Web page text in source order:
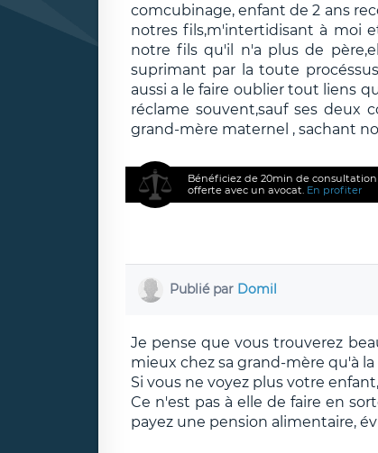
comcubinage, enfant de 2 ans
notres fils,m'intertidisant à moi
notre fils qu'il n'a plus de
suprimant par la toute
aussi a le faire oublier tout liens
réclame souvent,sauf ses deux
grand-mère maternel , sachant
Bénéficiez de 20min de consultation
offerte avec un avocat. En profiter
Publié par Domil
Je pense que vous trouverez
mieux chez sa grand-mère qu'à la
Si vous ne voyez plus votre
Ce n'est pas à elle de faire en
payez une pension alimentaire,